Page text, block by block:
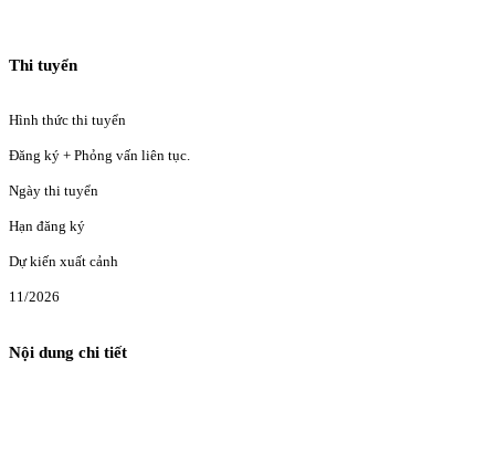
Thi tuyển
Hình thức thi tuyển
Đăng ký + Phỏng vấn liên tục.
Ngày thi tuyển
Hạn đăng ký
Dự kiến xuất cảnh
11/2026
Nội dung chi tiết